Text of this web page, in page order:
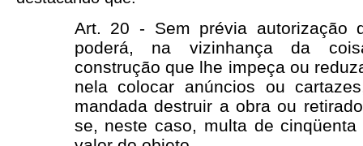
Art. 20 - Sem prévia autorização
poderá, na vizinhança da
construção que lhe impeça ou
nela colocar anúncios ou
mandada destruir a obra ou
se, neste caso, multa de